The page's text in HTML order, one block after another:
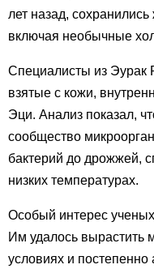
лет назад,
включая необычные
Специалисты из Эурак
взятые с кожи,
Эци. Анализ показал,
сообщество
бактерий до дрожжей,
низких температурах.
Особый интерес
Им удалось вырастить
условиях и постепенно